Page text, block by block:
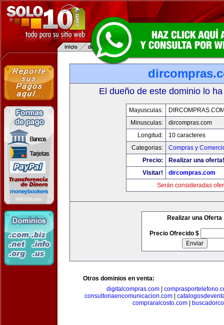
El dueño de este dominio lo
Mayusculas:
Minusculas:
dircompras.com
Longitud:
10 caracteres
Categorias:
Compras y
Precio:
Realizar una oferta!
Visitar!
dircompras.com
Serán consideradas
Realizar una Oferta
Precio Ofrecido $
Otros dominios en venta:
digitalcompras.com
consultoriaencomunicacion.com
compraralcosto.com|